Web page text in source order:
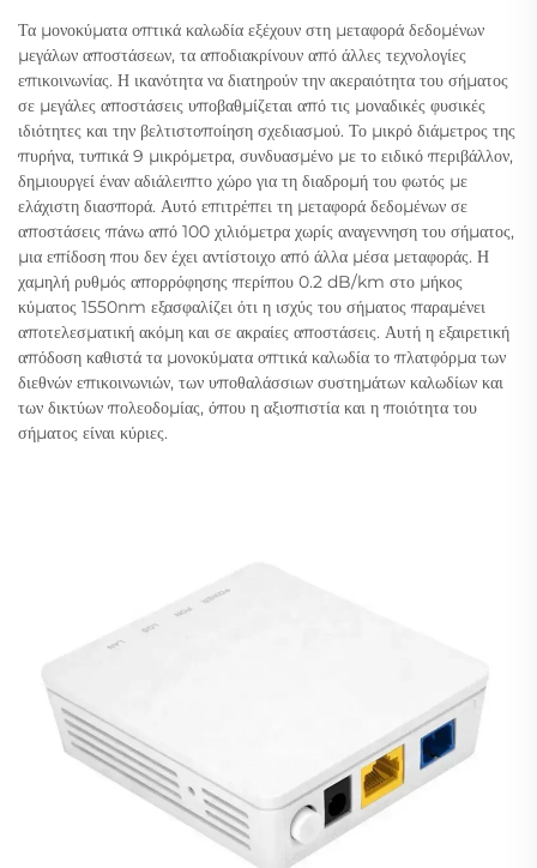
Τα μονοκύματα οπτικά καλωδία εξέχουν στη μεταφορά δεδομένων
μεγάλων αποστάσεων, τα αποδιακρίνουν από άλλες τεχνολογίες
επικοινωνίας. Η ικανότητα να διατηρούν την ακεραιότητα του σήματος
σε μεγάλες αποστάσεις υποβαθμίζεται από τις μοναδικές φυσικές
ιδιότητες και την βελτιστοποίηση σχεδιασμού. Το μικρό διάμετρος της
πυρήνα, τυπικά 9 μικρόμετρα, συνδυασμένο με το ειδικό περιβάλλον,
δημιουργεί έναν αδιάλειπτο χώρο για τη διαδρομή του φωτός με
ελάχιστη διασπορά. Αυτό επιτρέπει τη μεταφορά δεδομένων σε
αποστάσεις πάνω από 100 χιλιόμετρα χωρίς αναγεννηση του σήματος,
μια επίδοση που δεν έχει αντίστοιχο από άλλα μέσα μεταφοράς. Η
χαμηλή ρυθμός απορρόφησης περίπου 0.2 dB/km στο μήκος
κύματος 1550nm εξασφαλίζει ότι η ισχύς του σήματος παραμένει
αποτελεσματική ακόμη και σε ακραίες αποστάσεις. Αυτή η εξαιρετική
απόδοση καθιστά τα μονοκύματα οπτικά καλωδία το πλατφόρμα των
διεθνών επικοινωνιών, των υποθαλάσσιων συστημάτων καλωδίων και
των δικτύων πολεοδομίας, όπου η αξιοπιστία και η ποιότητα του
σήματος είναι κύριες.